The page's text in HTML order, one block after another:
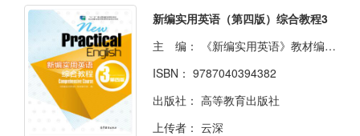
新编实用英语（第四版）综合教程3
主 编：
《新编实用英语》教材编写组
ISBN： 9787040394382
出版社： 高等教育出版社
上传者： 云深